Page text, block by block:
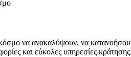
να ανακαλύψουν, να
και εύκολες υπηρεσίες κράτησης.